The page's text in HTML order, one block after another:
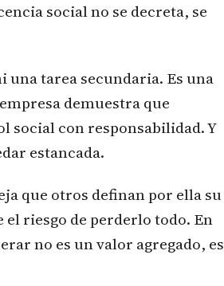
social no se decreta, se
una tarea secundaria. Es una
demuestra que
social con responsabilidad. Y
estancada.
que otros definan por ella su
riesgo de perderlo todo. En
no es un valor agregado, es